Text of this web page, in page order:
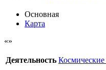
Основная
Карта
Деятельность Космические